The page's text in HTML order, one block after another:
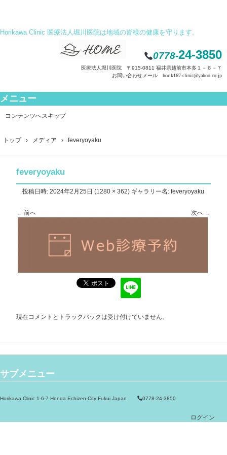
Horikawa Clinic 医療法人堀川医院は地域の皆様の健康を守ります。
0778-24-3850
医療法人堀川医院 〒915-0811 福井県越前市本多１－６－７
お問い合わせメール horik167-clinic@yahoo.co.jp
メニュー
コンテンツへスキップ
トップ › メディア › feveryoyaku
feveryoyaku
投稿日時: 2024年2月25日 (1280 × 362) ギャラリー名: feveryoyaku
← 前へ 次へ →
現在コメントとトラックバックは受け付けていません。
サブメニュー
Horikawa Clinic 1-6-7 Honda Echizen-City Fukui Japan 0778-24-3850
ログイン